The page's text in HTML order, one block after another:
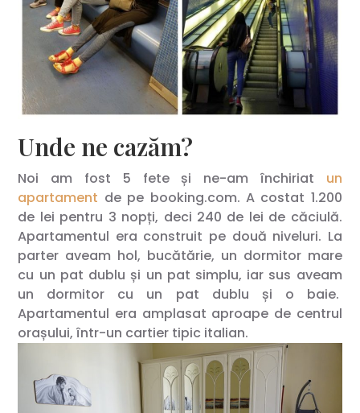
Unde ne cazăm?
Noi am fost 5 fete și ne-am închiriat un
apartament de pe booking.com. A costat 1.200
de lei pentru 3 nopți, deci 240 de lei de căciulă.
Apartamentul era construit pe două niveluri. La
parter aveam hol, bucătărie, un dormitor mare
cu un pat dublu și un pat simplu, iar sus aveam
un dormitor cu un pat dublu și o baie.
Apartamentul era amplasat aproape de centrul
orașului, într-un cartier tipic italian.